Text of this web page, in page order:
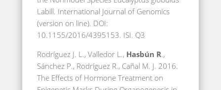
Labill. International Journal of Genomics
(version on line). DOI:
10.1155/2016/4395153. ISI. Q3
Rodríguez J. L., Valledor L., Hasbún R.,
Sánchez P., Rodríguez R., Cañal M. J. 2016.
The Effects of Hormone Treatment on